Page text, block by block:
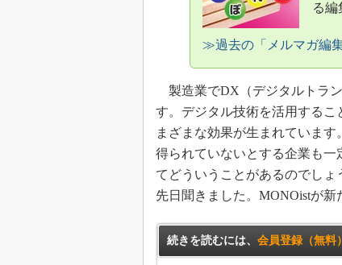
る編
≫過去の「メルマガ編
製造業でDX（デジタルトラ
す。デジタル技術を活用するこ
まざまな効果が生まれていま
得られていないとする企業も
てどういうことがあるのでし
先日聞きました。MONOistが新
続きを読むには、 会員登録（無料）